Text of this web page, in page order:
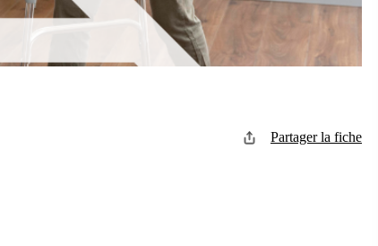
Partager la fiche